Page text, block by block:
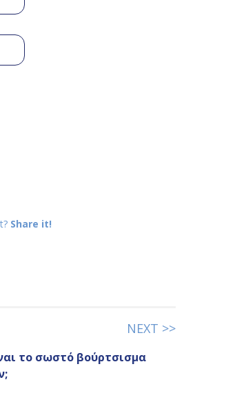
Share it!
NEXT >>
το σωστό βούρτσισμα